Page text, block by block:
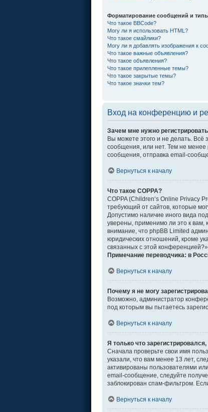
Форматирование сообщений и
Что такое BBCode?
Могу ли я использовать HTML?
Что такое смайлики?
Могу ли я добавлять изображения к
Что такое важные объявления?
Что такое объявления?
Что такое прилепленные темы?
Что такое закрытые темы?
Что такое значки тем?
Вход на конференцию и
Зачем мне нужно
Вы можете этого и не делать. Всё
сообщения, или нет. Тем не
сообщения, отправка email-
Вернуться к началу
Что такое COPPA?
COPPA (Children’s Online Privacy
требующий от сайтов, которые
Допустимо наличие иного вида
уверены, применимо ли это к вам,
внимание, что phpBB Limited
юридических отношений, кроме
связанных с этой
Примечание переводчика: в
Вернуться к началу
Почему я не могу
Возможно, администратор
под которым вы пытаетесь
Вернуться к началу
Я только что
Сначала проверьте свои имя
указали, что вам менее 13 лет,
активированы пользователями
email-сообщение, следуйте
заблокирован спам-фильтром.
Вернуться к началу